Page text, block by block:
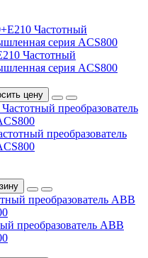
Частотный
серия ACS800
цену
преобразователь
преобразователь ABB